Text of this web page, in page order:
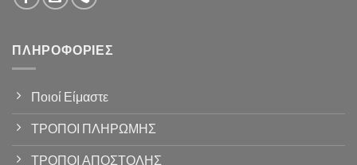
ΠΛΗΡΟΦΟΡΊΕΣ
Ποιοί Είμαστε
ΤΡΟΠΟΙ ΠΛΗΡΩΜΗΣ
ΤΡΟΠΟΙ ΑΠΟΣΤΟΛΗΣ